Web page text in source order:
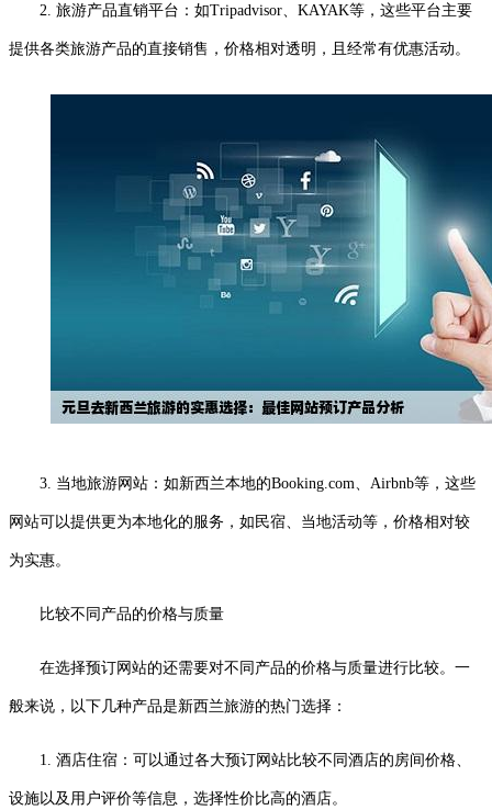
2. 旅游产品直销平台：如Tripadvisor、KAYAK等，这些平台主要
提供各类旅游产品的直接销售，价格相对透明，且经常有优惠活动。
3. 当地旅游网站：如新西兰本地的Booking.com、Airbnb等，这些
网站可以提供更为本地化的服务，如民宿、当地活动等，价格相对较
为实惠。
比较不同产品的价格与质量
在选择预订网站的还需要对不同产品的价格与质量进行比较。一
般来说，以下几种产品是新西兰旅游的热门选择：
1. 酒店住宿：可以通过各大预订网站比较不同酒店的房间价格、
设施以及用户评价等信息，选择性价比高的酒店。